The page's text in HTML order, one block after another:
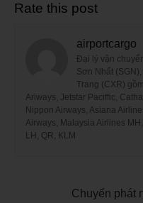
Rate this post
airportcargo
Đại lý vận
Sơn Nhất
Trang (CXR)
Ariways, Jetstar Paciffic,
Nippon Airways, Asiana
Airways, Malaysia Airlines
LH, QR, KLM
Chuyển phát